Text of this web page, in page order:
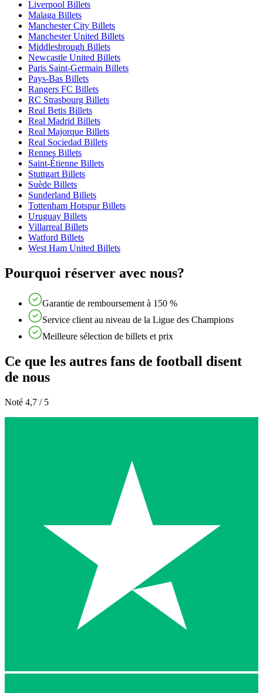
Liverpool Billets
Malaga Billets
Manchester City Billets
Manchester United Billets
Middlesbrough Billets
Newcastle United Billets
Paris Saint-Germain Billets
Pays-Bas Billets
Rangers FC Billets
RC Strasbourg Billets
Real Betis Billets
Real Madrid Billets
Real Majorque Billets
Real Sociedad Billets
Rennes Billets
Saint-Étienne Billets
Stuttgart Billets
Suède Billets
Sunderland Billets
Tottenham Hotspur Billets
Uruguay Billets
Villarreal Billets
Watford Billets
West Ham United Billets
Pourquoi réserver avec nous?
Garantie de remboursement à 150 %
Service client au niveau de la Ligue des Champions
Meilleure sélection de billets et prix
Ce que les autres fans de football disent
de nous
Noté 4,7 / 5